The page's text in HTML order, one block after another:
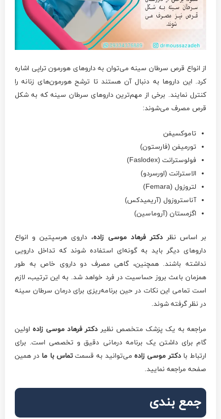
از انواع قرص سرطان سینه می‌توان به داروهای هورمون تراپی اشاره
کرد. این داروها به دنبال آن هستند تا ترشح هورمون‌های زنانه را
کنترل نمایند. برخی از مهم‌ترین داروهای سرطان سینه که به شکل
قرص مصرف می‌شوند:
تاموکسیفن
تورمیفن (فارستون)
فولوسترانت (Faslodex)
الاسترانت (اورسردو)
لتروزول (Femara)
آناستروزول (آریمیدکس)
اگزمستان (آروماسین)
بر اساس نظردکتر فرهاد موسی زاده، داروی هرسپتین و انواع
داروهای دیگر باید به گونه‌ای استفاده شوند که تداخل دارویی
نداشته باشند. همچنین، گاهی مصرف دو داروی خاص به طور
همزمان باعث بروز حساسیت در فرد خواهد شد. به این ترتیب، لازم
است تمامی این نکات در حین برنامه‌ریزی برای درمان سرطان سینه
در نظر گرفته شوند.
مراجعه به یک پزشک متخصص نظیر دکتر فرهاد موسی زاده اولین
گام برای داشتن یک برنامه درمانی دقیق و تخصصی است. برای
ارتباط بادکتر موسی زادهمی‌توانید به قسمتتماس با ما در همین
صفحه مراجعه نمایید.
جمع بندی